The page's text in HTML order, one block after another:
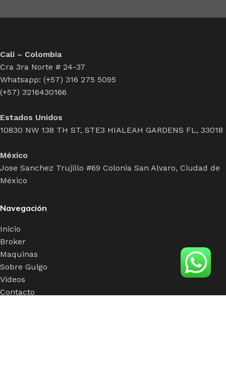
Cali – Colombia
Cra 3ra Norte # 24-37
Whatsapp: (+57) 316 275 5095
(+57) 3216430166
Estados Unidos
10830 NW 138 TH ST, STE3 HIALEAH GARDENS FL, 33018
México
Jose Sanchez Trujillo #69 Colonia San Alvaro, Ciudad de
México
Navegación
Inicio
Broker
Maquinas
Sobre Guigo
Videos
Contacto